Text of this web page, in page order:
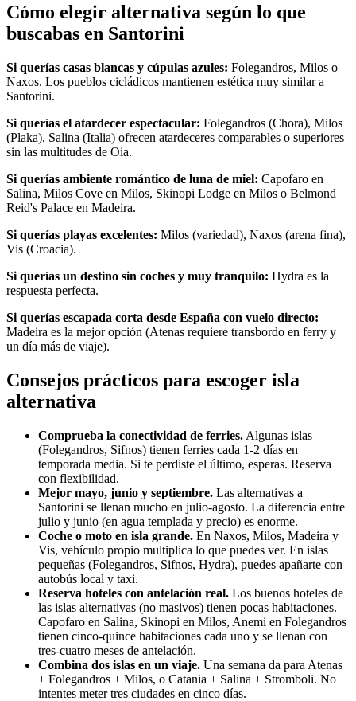
Cómo elegir alternativa según lo que
buscabas en Santorini
Si querías casas blancas y cúpulas azules: Folegandros, Milos o
Naxos. Los pueblos cicládicos mantienen estética muy similar a
Santorini.
Si querías el atardecer espectacular: Folegandros (Chora), Milos
(Plaka), Salina (Italia) ofrecen atardeceres comparables o superiores
sin las multitudes de Oia.
Si querías ambiente romántico de luna de miel: Capofaro en
Salina, Milos Cove en Milos, Skinopi Lodge en Milos o Belmond
Reid's Palace en Madeira.
Si querías playas excelentes: Milos (variedad), Naxos (arena fina),
Vis (Croacia).
Si querías un destino sin coches y muy tranquilo: Hydra es la
respuesta perfecta.
Si querías escapada corta desde España con vuelo directo:
Madeira es la mejor opción (Atenas requiere transbordo en ferry y
un día más de viaje).
Consejos prácticos para escoger isla
alternativa
Comprueba la conectividad de ferries. Algunas islas
(Folegandros, Sifnos) tienen ferries cada 1-2 días en
temporada media. Si te perdiste el último, esperas. Reserva
con flexibilidad.
Mejor mayo, junio y septiembre. Las alternativas a
Santorini se llenan mucho en julio-agosto. La diferencia entre
julio y junio (en agua templada y precio) es enorme.
Coche o moto en isla grande. En Naxos, Milos, Madeira y
Vis, vehículo propio multiplica lo que puedes ver. En islas
pequeñas (Folegandros, Sifnos, Hydra), puedes apañarte con
autobús local y taxi.
Reserva hoteles con antelación real. Los buenos hoteles de
las islas alternativas (no masivos) tienen pocas habitaciones.
Capofaro en Salina, Skinopi en Milos, Anemi en Folegandros
tienen cinco-quince habitaciones cada uno y se llenan con
tres-cuatro meses de antelación.
Combina dos islas en un viaje. Una semana da para Atenas
+ Folegandros + Milos, o Catania + Salina + Stromboli. No
intentes meter tres ciudades en cinco días.